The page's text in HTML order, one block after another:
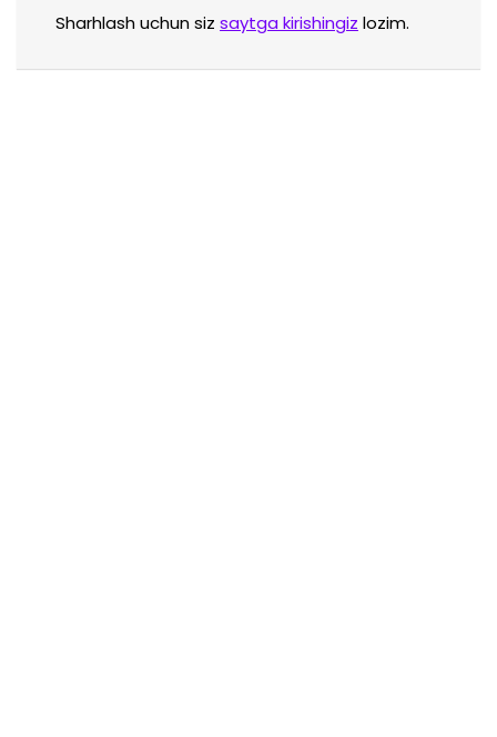
Sharhlash uchun siz saytga kirishingiz lozim.